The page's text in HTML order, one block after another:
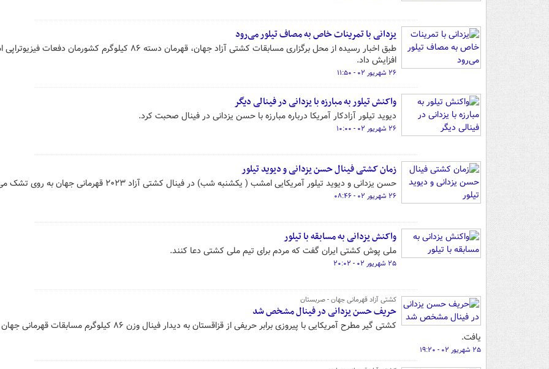
یزدانی با تمرینات خاص به مصاف تیلور می‌رود
طبق اخبار رسیده از محل برگزاری مسابقات کشتی آزاد جهان، قهرمان دسته ۸۶ کیلوگرم کشورمان دفعات
افزایش داد.
۲۶ شهریور ۰۲ - ۱۱:۵۰
واکنش تیلور به مبارزه با یزدانی در فینالی دیگر
دیوید تیلور آزادکار آمریکا درباره مبارزه با حسن یزدانی در فینال صحبت کرد.
۲۶ شهریور ۰۲ - ۱۰:۰۰
زمان کشتی فینال حسن یزدانی و دیوید تیلور
حسن یزدانی و دیوید تیلور آمریکایی امشب ( یکشنبه شب) در فینال کشتی آزاد ۲۰۲۳ قهرمانی جهان به روی تشک می روند.
۲۶ شهریور ۰۲ - ۰۸:۴۶
واکنش یزدانی به مسابقه با تیلور
ملی پوش کشتی ایران گفت که مردم برای تیم ملی کشتی دعا کنند.
۲۵ شهریور ۰۲ - ۲۰:۰۲
کشتی آزاد قهرمانی جهان - صربستان
حریف حسن یزدانی در فینال مشخص شد
کشتی گیر مطرح آمریکایی با پیروزی برابر حریفی از قزاقستان به دیدار فینال وزن ۸۶ کیلوگرم مسابقات
یافت.
۲۵ شهریور ۰۲ - ۱۹:۲۰